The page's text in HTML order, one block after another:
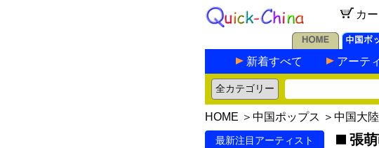
カー
新着すべて アーテ
HOME ＞ 中国ポップス ＞ 中国大
最新注目アーティスト 張